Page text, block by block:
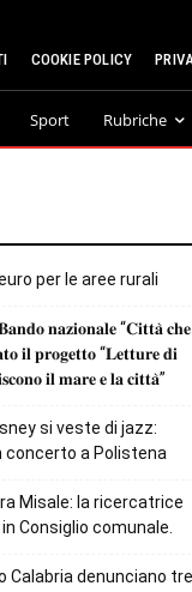
COOKIE POLICY
Sport Rubriche
per le aree rurali
𝐧𝐚𝐳𝐢𝐨𝐧𝐚𝐥𝐞 “𝐂𝐢𝐭𝐭𝐚̀ 𝐜𝐡𝐞
𝐢𝐥 𝐩𝐫𝐨𝐠𝐞𝐭𝐭𝐨 “𝐋𝐞𝐭𝐭𝐮𝐫𝐞 𝐝𝐢
𝐢𝐥 𝐦𝐚𝐫𝐞 𝐞 𝐥𝐚 𝐜𝐢𝐭𝐭𝐚̀”
si veste di jazz:
concerto a Polistena
Misale: la ricercatrice
Consiglio comunale.
Calabria denunciano tre